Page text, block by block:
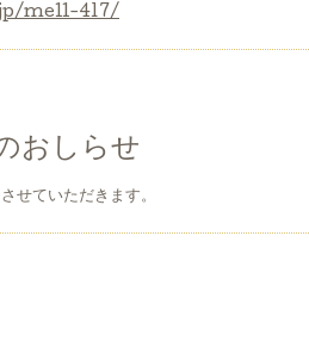
mell-417/
おしらせ
せていただきます。